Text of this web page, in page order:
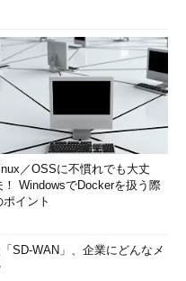
リモートのDockerコンテナ
とは違いコンテナーの
／OSSに不慣れでも大丈
！ WindowsでDockerを扱う際
ポイント
SD-WAN」、企業にどんなメ